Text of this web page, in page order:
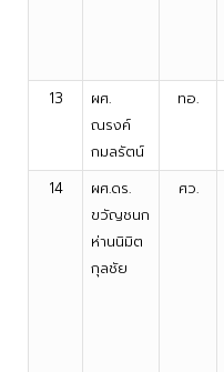
13
ผศ.
ณรงค์
กมลรัตน์
ทอ.
14
ผศ.ดร.
ขวัญชนก
ห่านนิมิต
กุลชัย
ศว.